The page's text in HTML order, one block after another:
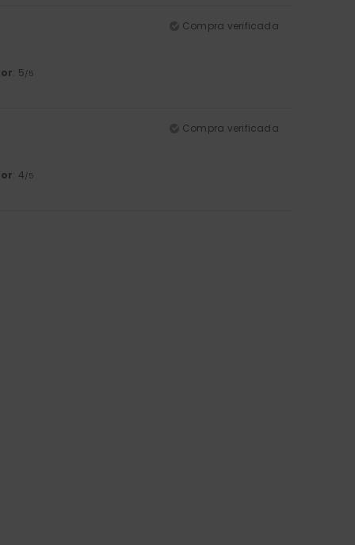
Compra verificada
: 5 /5
Compra verificada
: 4 /5